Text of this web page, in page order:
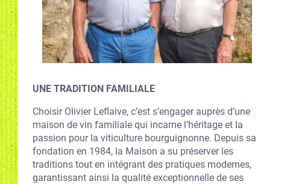
UNE TRADITION FAMILIALE
Choisir Olivier Leflaive, c’est s’engager auprès d’une
maison de vin familiale qui incarne l’héritage et la
passion pour la viticulture bourguignonne. Depuis sa
fondation en 1984, la Maison a su préserver les
traditions tout en intégrant des pratiques modernes,
garantissant ainsi la qualité exceptionnelle de ses